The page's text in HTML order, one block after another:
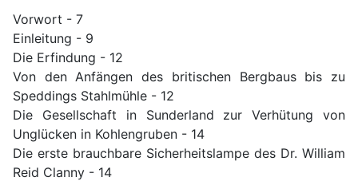
Vorwort - 7
Einleitung - 9
Die Erfindung - 12
Von den Anfängen des britischen Bergbaus bis zu
Speddings Stahlmühle - 12
Die Gesellschaft in Sunderland zur Verhütung von
Unglücken in Kohlengruben - 14
Die erste brauchbare Sicherheitslampe des Dr. William
Reid Clanny - 14